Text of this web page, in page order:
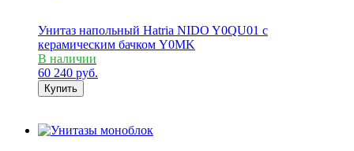
Унитаз напольный Hatria NIDO Y0QU01 с
керамическим бачком Y0MK
В наличии
60 240 руб.
Купить